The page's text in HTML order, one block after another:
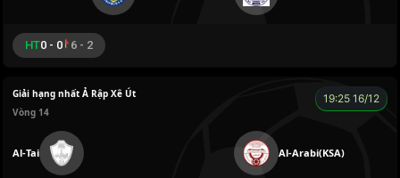
HT0 - 0 6 - 2
Giải hạng nhất Ả Rập Xê Út
Vòng 14
19:25 16/12
Al-Tai Al-Arabi(KSA)